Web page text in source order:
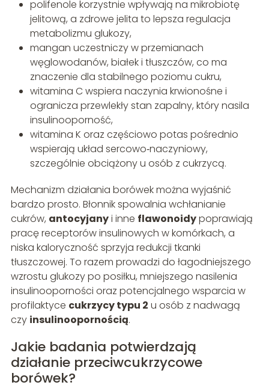
polifenole korzystnie wpływają na mikrobiotę
jelitową, a zdrowe jelita to lepsza regulacja
metabolizmu glukozy,
mangan uczestniczy w przemianach
węglowodanów, białek i tłuszczów, co ma
znaczenie dla stabilnego poziomu cukru,
witamina C wspiera naczynia krwionośne i
ogranicza przewlekły stan zapalny, który nasila
insulinooporność,
witamina K oraz częściowo potas pośrednio
wspierają układ sercowo‑naczyniowy,
szczególnie obciążony u osób z cukrzycą.
Mechanizm działania borówek można wyjaśnić
bardzo prosto. Błonnik spowalnia wchłanianie
cukrów, antocyjanyi inne flawonoidypoprawiają
pracę receptorów insulinowych w komórkach, a
niska kaloryczność sprzyja redukcji tkanki
tłuszczowej. To razem prowadzi do łagodniejszego
wzrostu glukozy po posiłku, mniejszego nasilenia
insulinooporności oraz potencjalnego wsparcia w
profilaktyce cukrzycy typu 2 u osób z nadwagą
czy insulinoopornością.
Jakie badania potwierdzają
działanie przeciwcukrzycowe
borówek?